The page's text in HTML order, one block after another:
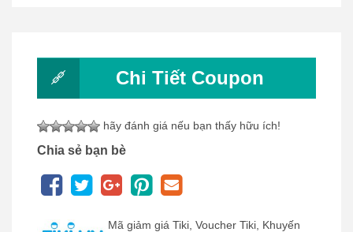
Chi Tiết Coupon
hãy đánh giá nếu bạn thấy hữu ích!
Chia sẻ bạn bè
Mã giảm giá Tiki, Voucher Tiki, Khuyến